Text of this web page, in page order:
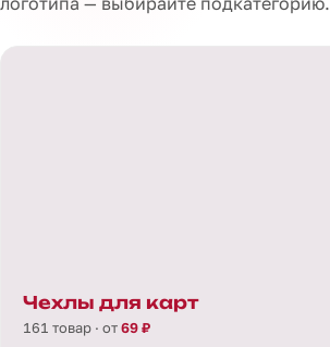
Чехлы для карт
161 товар · от69 ₽